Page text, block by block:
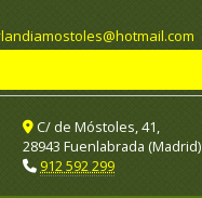
hotmail.com
C/ de Móstoles, 41,
28943 Fuenlabrada (Madrid)
912 592 299